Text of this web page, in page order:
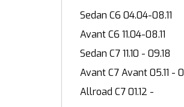
Sedan C6 04.04-08.11
Avant C6 11.04-08.11
Sedan C7 11.10 - 09.18
Avant C7 Avant 05.11 - 0
Allroad C7 01.12 -